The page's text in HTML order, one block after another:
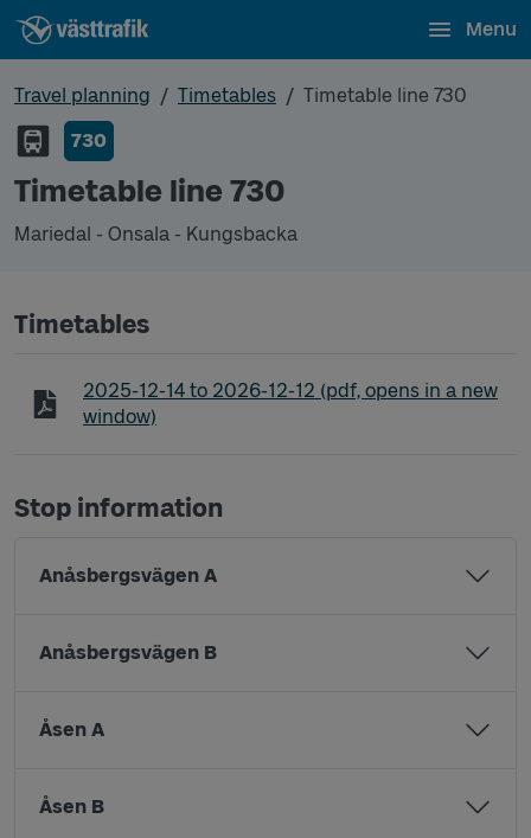
Menu
Travel planning Timetables
Timetable line 730
730
Timetable line 730
Mariedal - Onsala - Kungsbacka
Timetables
Timetable line 730 Mariedal - Onsala -
2025-12-14 to 2026-12-12 (pdf, opens in a new
window)
Stop information
Anåsbergsvägen A
Anåsbergsvägen B
Åsen A
Åsen B